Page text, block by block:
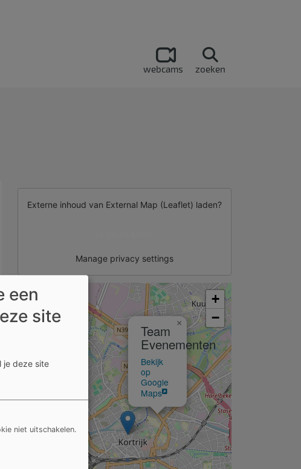
webcams zoeken
Externe inhoud van External Map (Leaflet) laden?
Manage privacy settings
Team
Evenementen
Bekijk
op
Google
Maps
×
+
−
een
site
je deze site
niet uitschakelen.